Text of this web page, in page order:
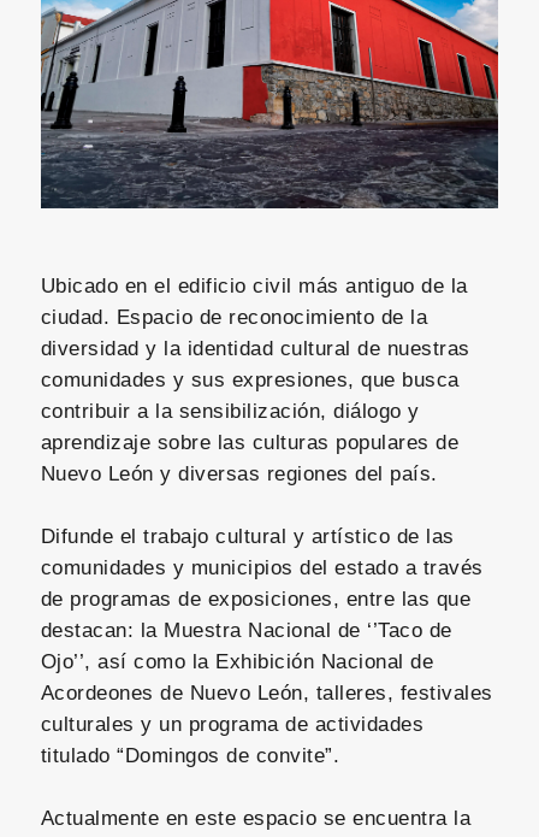
Ubicado en el edificio civil más antiguo de la
ciudad. Espacio de reconocimiento de la
diversidad y la identidad cultural de nuestras
comunidades y sus expresiones, que busca
contribuir a la sensibilización, diálogo y
aprendizaje sobre las culturas populares de
Nuevo León y diversas regiones del país.
Difunde el trabajo cultural y artístico de las
comunidades y municipios del estado a través
de programas de exposiciones, entre las que
destacan: la Muestra Nacional de ‘’Taco de
Ojo’’, así como la Exhibición Nacional de
Acordeones de Nuevo León, talleres, festivales
culturales y un programa de actividades
titulado “Domingos de convite”.
Actualmente en este espacio se encuentra la